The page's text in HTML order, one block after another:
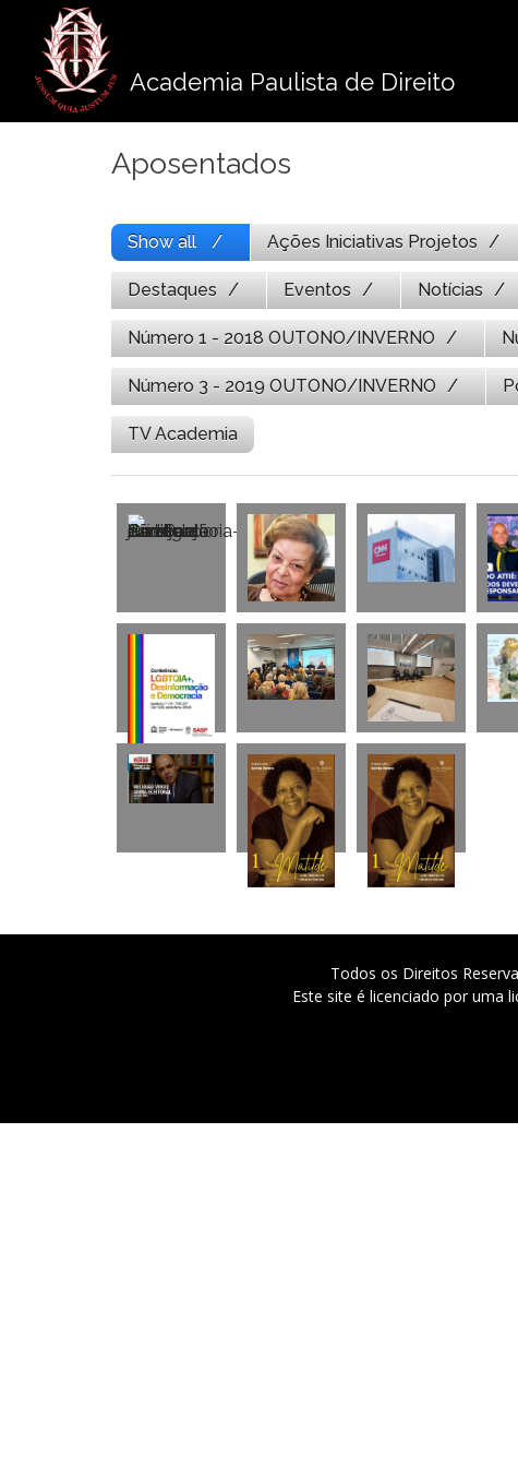
conteúdo
Academia Paulista de Direito
Aposentados
Show all Ações Iniciativas Projetos
Destaques Eventos Notícias
Número 1 - 2018 OUTONO/INVERNO
Número 3 - 2019 OUTONO/INVERNO
TV Academia
Todos os Direitos
Este site é licenciado por uma